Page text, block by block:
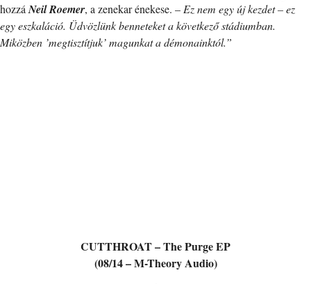
hozzá Neil Roemer, a zenekar énekese. – Ez nem egy új kezdet – ez
egy eszkaláció. Üdvözlünk benneteket a következő stádiumban.
Miközben ’megtisztítjuk’ magunkat a démonainktól.”
CUTTHROAT – The Purge EP
(08/14 – M-Theory Audio)